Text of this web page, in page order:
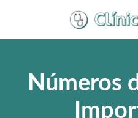
contenido
Números